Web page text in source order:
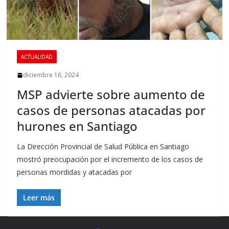
ACTUALIDAD
diciembre 16, 2024
MSP advierte sobre aumento de
casos de personas atacadas por
hurones en Santiago
La Dirección Provincial de Salud Pública en Santiago
mostró preocupación por el incremento de los casos de
personas mordidas y atacadas por
Leer más